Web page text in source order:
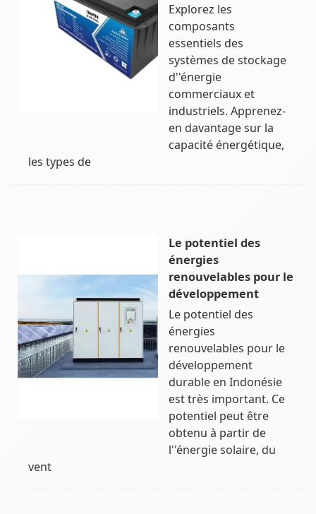
Explorez les
composants
essentiels des
systèmes de stockage
d''énergie
commerciaux et
industriels. Apprenez-
en davantage sur la
capacité énergétique,
les types de
Le potentiel des
énergies
renouvelables pour le
développement
Le potentiel des
énergies
renouvelables pour le
développement
durable en Indonésie
est très important. Ce
potentiel peut être
obtenu à partir de
l''énergie solaire, du
vent